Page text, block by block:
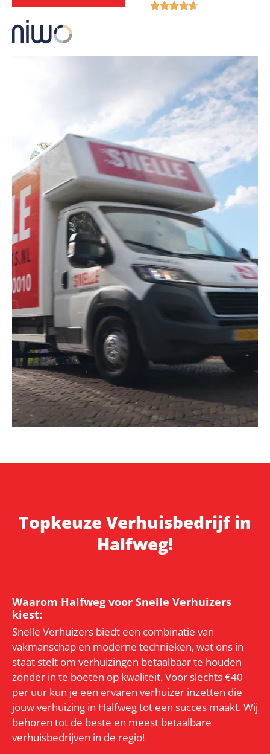
Topkeuze Verhuisbedrijf in
Halfweg!
Waarom Halfweg voor Snelle Verhuizers
kiest:
Snelle Verhuizers biedt een combinatie van
vakmanschap en moderne technieken, wat ons in
staat stelt om verhuizingen betaalbaar te houden
zonder in te boeten op kwaliteit. Voor slechts €40
per uur kun je een ervaren verhuizer inzetten die
jouw verhuizing in Halfweg tot een succes maakt. Wij
behoren tot de beste en meest betaalbare
verhuisbedrijven in de regio!